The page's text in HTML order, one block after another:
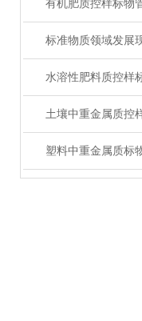
标准物质领域发展